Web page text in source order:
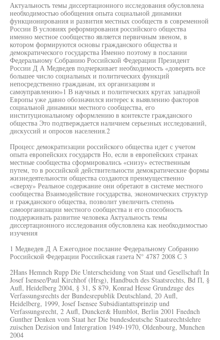
Актуальность темы диссертационного исследования обусловлена
необходимостью обобщения опыта социальной динамики
функционирования и развития местных сообществ в современной
России В условиях реформирования российского общества
именно местное сообщество является первичным звеном, в
котором формируются основы гражданского общества и
демократического государства Именно поэтому в послании
Федеральному Собранию Российской Федерации Президент
России Д А Медведев подчеркивает необходимость «доверять все
большее число социальных и политических функций
непосредственно гражданам, их организациям и
самоуправлению»1 В научных и политических кругах западной
Европы уже давно обозначился интерес к выявлению факторов
социальной динамики местного сообщества, его
институциональному оформлению в контексте гражданского
общества Это подтверждается наличием серьезных исследований,
дискуссий и опросов населения.2
Процесс демократизации российского общества идет с учетом
опыта европейских государств Но, если в европейских странах
местные сообщества сформировались «снизу» естественным
путем, то в российской действительности демократические формы
жизнедеятельности общества создаются преимущественно
«сверху» Реальное содержание они обретают в системе местного
сообщества Взаимодействие государства, экономических структур
и гражданского общества, позволит увеличить степень
самоорганизации местного сообщества и его способность
поддерживать развитие человека Актуальность темы
диссертационного исследования обусловлена как необходимостью
изучения
1 Медведев Д А Ежегодное послание Федеральному Собранию
Российской Федерации Российская газета N° 4787 2008 С 3
2Hans Hemnch Rupp Die Unterscheidung von Staat und Gesellschaft In
Josef Isensee/Paul Kirchhof (Hrsg), Handbuch des Staatsrechts, Bd П, §
Aufl, Heidelberg 2004, § 31, S 879, Konrad Hesse Grundzuge des
Verfassungsrechts der Bundesrepublik Deutschland, 20 Aufl,
Heidelberg, 1999, Josef Isensee Subsidiantattsprinzip und
Verfassungsrecht, 2 Aufl, Duncker& Humblot, Berlin 2001 Fnednch
Gunther Denken vom Staat her Die bundesdeutsche Staatsrechtslehre
zuischen Dezision und Intergration 1949-1970, Oldenbourg, Munchen
2004